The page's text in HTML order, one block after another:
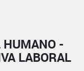
HUMANO -
LABORAL